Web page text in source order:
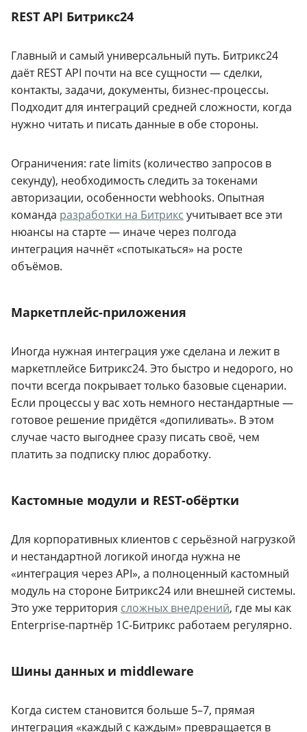
REST API Битрикс24
Главный и самый универсальный путь. Битрикс24
даёт REST API почти на все сущности — сделки,
контакты, задачи, документы, бизнес-процессы.
Подходит для интеграций средней сложности, когда
нужно читать и писать данные в обе стороны.
Ограничения: rate limits (количество запросов в
секунду), необходимость следить за токенами
авторизации, особенности webhooks. Опытная
команда разработки на Битрикс учитывает все эти
нюансы на старте — иначе через полгода
интеграция начнёт «спотыкаться» на росте
объёмов.
Маркетплейс-приложения
Иногда нужная интеграция уже сделана и лежит в
маркетплейсе Битрикс24. Это быстро и недорого, но
почти всегда покрывает только базовые сценарии.
Если процессы у вас хоть немного нестандартные —
готовое решение придётся «допиливать». В этом
случае часто выгоднее сразу писать своё, чем
платить за подписку плюс доработку.
Кастомные модули и REST-обёртки
Для корпоративных клиентов с серьёзной нагрузкой
и нестандартной логикой иногда нужна не
«интеграция через API», а полноценный кастомный
модуль на стороне Битрикс24 или внешней системы.
Это уже территория сложных внедрений, где мы как
Enterprise-партнёр 1С-Битрикс работаем регулярно.
Шины данных и middleware
Когда систем становится больше 5–7, прямая
интеграция «каждый с каждым» превращается в